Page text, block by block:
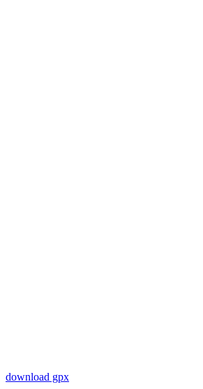
download gpx